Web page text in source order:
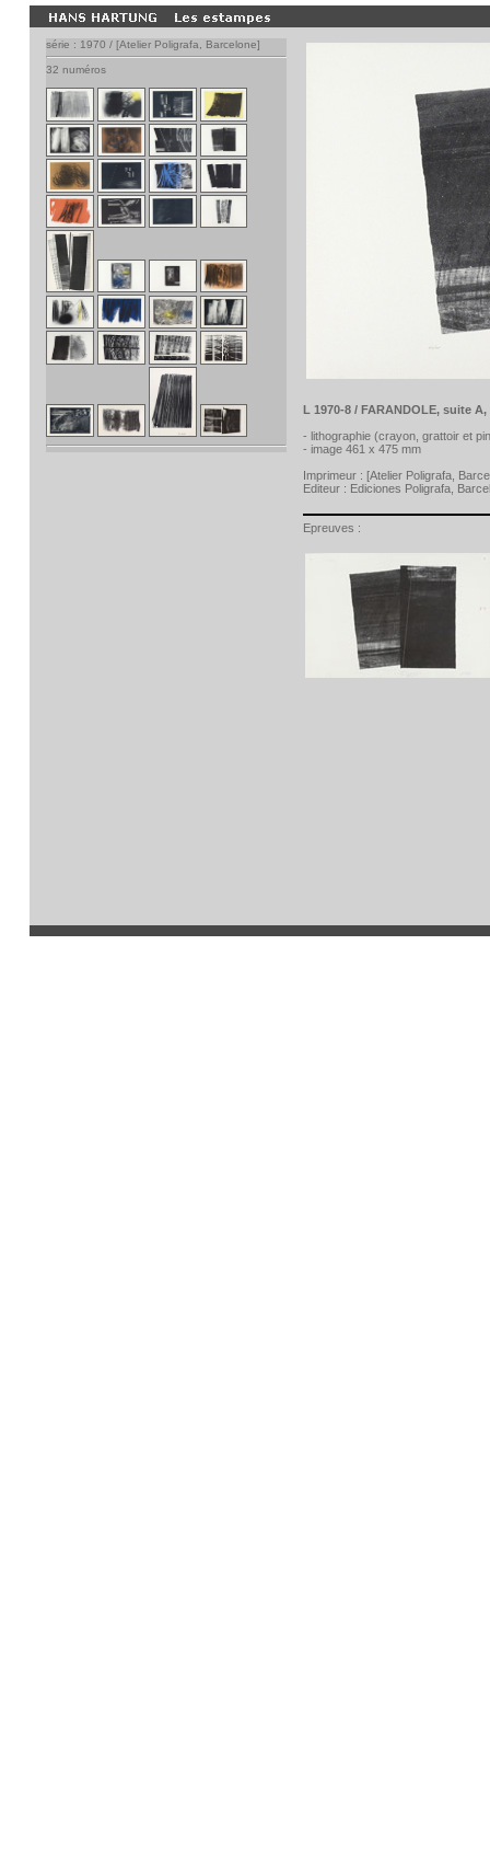
L 1970-8 / FARANDOLE, suite A,
- lithographie (crayon, grattoir et
- image 461 x 475 mm
Imprimeur :[Atelier Poligrafa,
Editeur : Ediciones Poligrafa,
Epreuves :
série : 1970 / [Atelier Poligrafa, Barcelone]
32 numéros